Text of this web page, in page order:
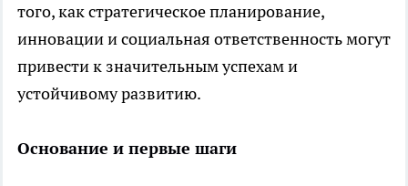
того, как стратегическое планирование,
инновации и социальная ответственность могут
привести к значительным успехам и
устойчивому развитию.
Основание и первые шаги